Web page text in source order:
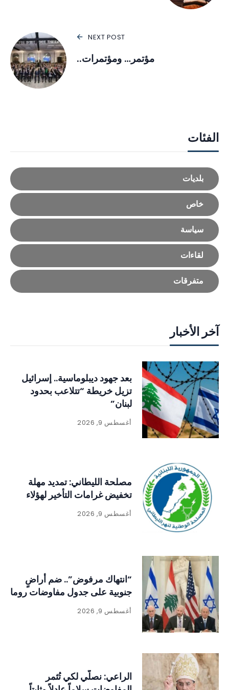
NEXT POST
مؤتمر… ومؤتمرات..
الفئات
بلديات
خاص
سياسة
لقاءات
متفرقات
آخر الأخبار
بعد جهود ديبلوماسية.. إسرائيل
تزيل خريطة “تتلاعب بحدود
لبنان”
أغسطس 9, 2026
مصلحة الليطاني: تمديد مهلة
تخفيض غرامات التأخير لهؤلاء
أغسطس 9, 2026
“انتهاك مرفوض”.. ضم أراضٍ
جنوبية على جدول مفاوضات روما
أغسطس 9, 2026
الراعي: نصلّي لكي تُثمر